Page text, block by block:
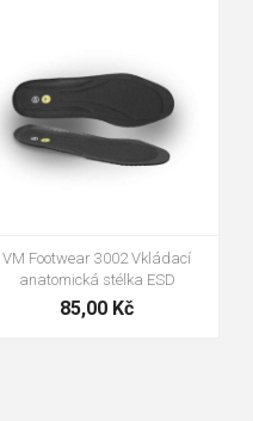
VM Footwear 3002 Vkládací
anatomická stélka ESD
85,00 Kč